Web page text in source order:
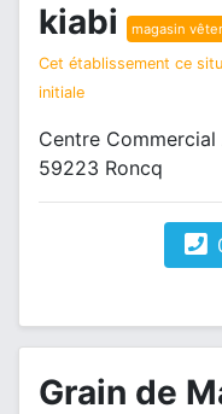
kiabi magasin
Cet établissement ce
initiale
Centre
59223 Roncq
Grain de